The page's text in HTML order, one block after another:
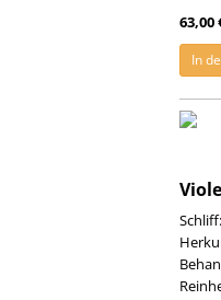
63,00
In